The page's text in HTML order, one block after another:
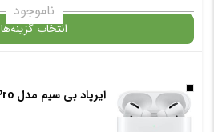
✧ چت با پشتیبان واتس آپ
ناموجود
انتخاب گزینه‌ها
گارانتی ایرپاد بی‌ سیم مدل AirPods Pro مدل ANC